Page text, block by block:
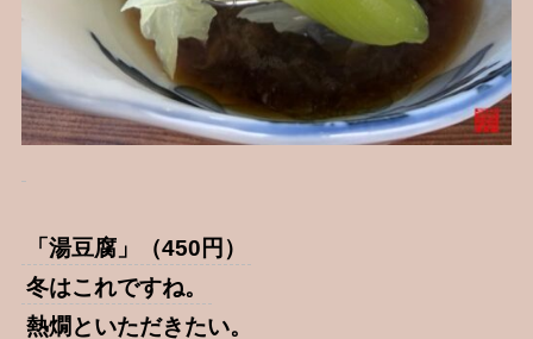
「湯豆腐」（450円）
冬はこれですね。
熱燗といただきたい。